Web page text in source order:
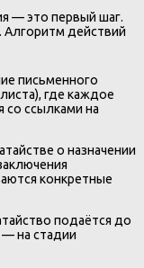
— это первый шаг.
Алгоритм действий
письменного
где каждое
со ссылками на
о назначении
конкретные
подаётся до
на стадии